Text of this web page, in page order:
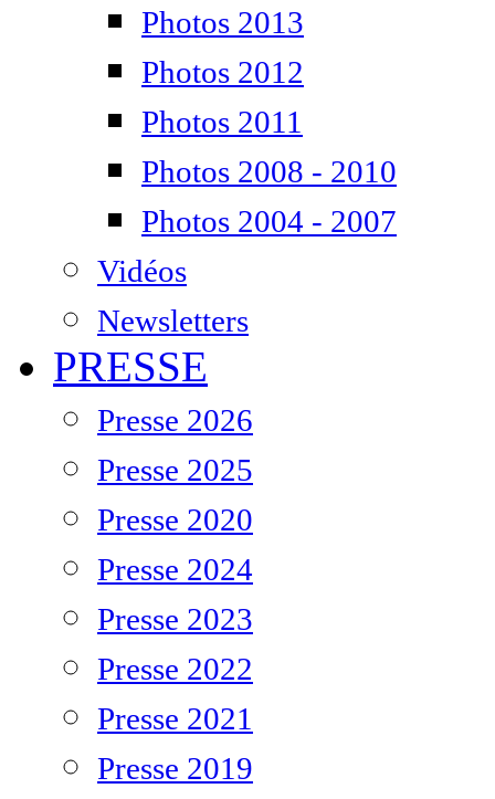
Photos 2013
Photos 2012
Photos 2011
Photos 2008 - 2010
Photos 2004 - 2007
Vidéos
Newsletters
PRESSE
Presse 2026
Presse 2025
Presse 2020
Presse 2024
Presse 2023
Presse 2022
Presse 2021
Presse 2019